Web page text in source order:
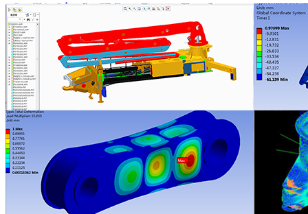
全部
维修
配件
再制造